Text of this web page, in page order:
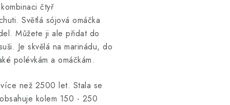
čtyř
Světlá sójová omáčka
Můžete ji ale přidat do
Je skvělá na marinádu, do
polévkám a omáčkám.
než 2500 let. Stala se
kolem 150 - 250